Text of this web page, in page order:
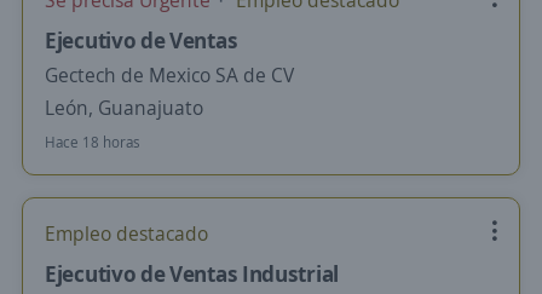
Ejecutivo de Ventas
Gectech de Mexico SA de CV
León, Guanajuato
Hace 18 horas
Empleo destacado
Ejecutivo de Ventas Industrial